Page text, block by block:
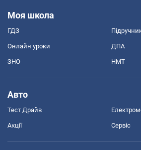
Моя школа
ГДЗ
Онлайн уроки ДПА
ЗНО НМТ
Авто
Тест Драйв
Акції Сервіс